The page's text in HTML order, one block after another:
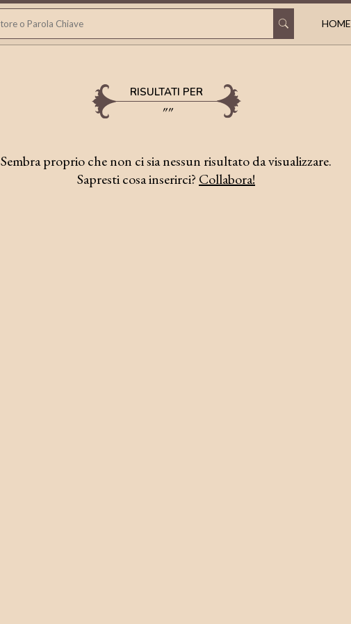
HOME
RISULTATI PER
""
Sembra proprio che non ci sia nessun risultato da visualizzare.
Sapresti cosa inserirci? Collabora!